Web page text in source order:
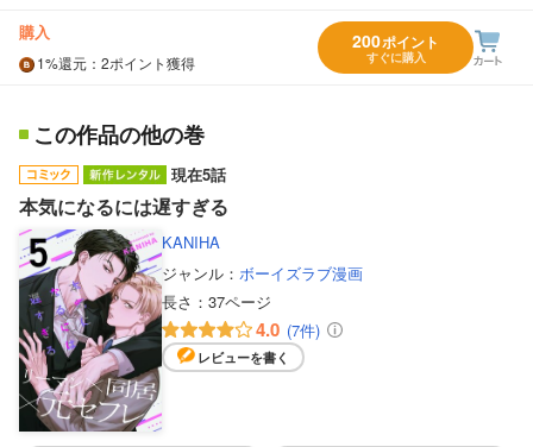
購入
1%還元 ：2ポイント獲得
200ポイント
すぐに購入
この作品の他の巻
現在5話
本気になるには遅すぎる
KANIHA
ジャンル： ボーイズラブ漫画
長さ： 37ページ
4.0 (7件)
レビューを書く